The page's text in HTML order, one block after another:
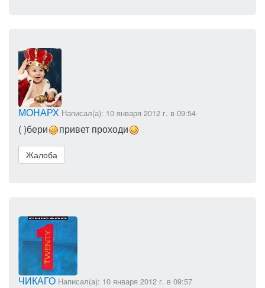
МОНАРХ Написал(а): 10 января 2012 г. в 09:54
( )бери привет проходи
Жалоба
ЧИКАГО Написал(а): 10 января 2012 г. в 09:57